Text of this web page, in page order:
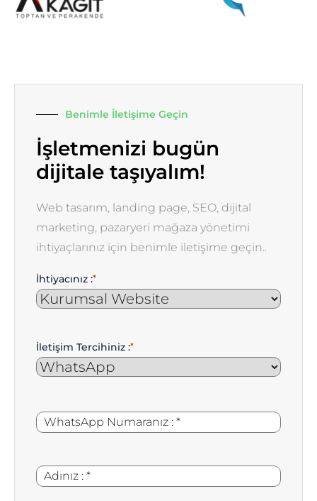
Benimle İletişime Geçin
İşletmenizi bugün
dijitale taşıyalım!
Web tasarım, landing page, SEO, dijital
marketing, pazaryeri mağaza yönetimi
ihtiyaçlarınız için benimle iletişime geçin..
İhtiyacınız :*
İletişim Tercihiniz :*
WhatsApp
Numaranız
*
Adınız
:
*